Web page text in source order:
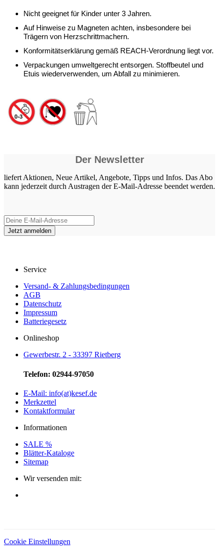
Nicht geeignet für Kinder unter 3 Jahren.
Auf Hinweise zu Magneten achten, insbesondere bei
Trägern von Herzschrittmachern.
Konformitätserklärung gemäß REACH-Verordnung liegt vor.
Verpackungen umweltgerecht entsorgen. Stoffbeutel und
Etuis wiederverwenden, um Abfall zu minimieren.
Der Newsletter
liefert Aktionen, Neue Artikel, Angebote, Tipps und Infos. Das Abo
kann jederzeit durch Austragen der E-Mail-Adresse beendet werden.
Service
Versand- & Zahlungsbedingungen
AGB
Datenschutz
Impressum
Batteriegesetz
Onlineshop
Gewerbestr. 2 - 33397 Rietberg
Telefon: 02944-97050
E-Mail: info(at)kesef.de
Merkzettel
Kontaktformular
Informationen
SALE %
Blätter-Kataloge
Sitemap
Wir versenden mit:
Cookie Einstellungen